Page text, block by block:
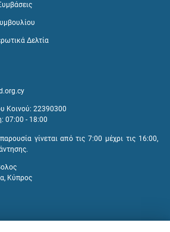
Δελτία
Κοινού: 22390300
07:00 - 18:00
γίνεται από τις 7:00 μέχρι τις 16:00,
Κύπρος